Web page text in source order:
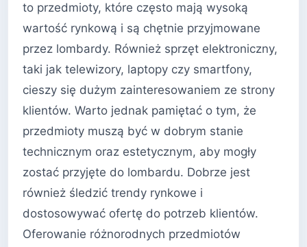
to przedmioty, które często mają wysoką
wartość rynkową i są chętnie przyjmowane
przez lombardy. Również sprzęt elektroniczny,
taki jak telewizory, laptopy czy smartfony,
cieszy się dużym zainteresowaniem ze strony
klientów. Warto jednak pamiętać o tym, że
przedmioty muszą być w dobrym stanie
technicznym oraz estetycznym, aby mogły
zostać przyjęte do lombardu. Dobrze jest
również śledzić trendy rynkowe i
dostosowywać ofertę do potrzeb klientów.
Oferowanie różnorodnych przedmiotów